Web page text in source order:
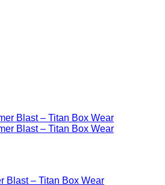
Blast – Titan Box Wear